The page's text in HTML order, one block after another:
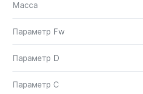
Масса
Параметр Fw
Параметр D
Параметр C